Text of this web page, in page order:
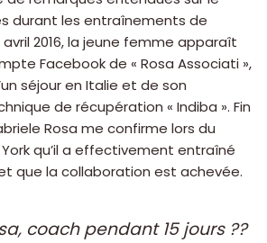
durant les entraînements de
2016, la jeune femme apparaît
Facebook de « Rosa Associati »,
séjour en Italie et de son
de récupération « Indiba ». Fin
Rosa me confirme lors du
qu’il a effectivement entraîné
que la collaboration est achevée.
coach pendant 15 jours ??